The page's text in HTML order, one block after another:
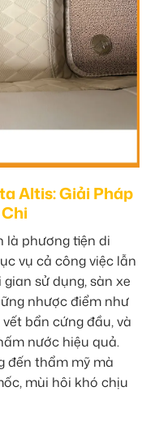
Altis: Giải Pháp
là phương tiện di
vụ cả công việc lẫn
sử dụng, sàn xe
nhược điểm như
bẩn cứng đầu, và
nước hiệu quả.
đến thẩm mỹ mà
mùi hôi khó chịu